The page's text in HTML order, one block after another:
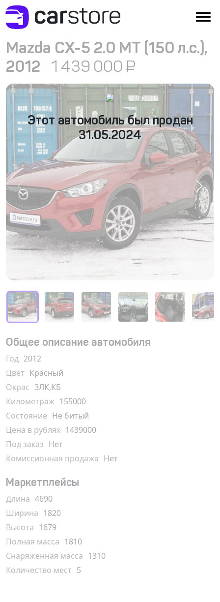
Этот автомобиль был продан
31.05.2024
Mazda CX-5 2.0 MT (150 л.с.),
2012
1 439 000 ₽
Общее описание автомобиля
Год 2012
Цвет Красный
Окрас ЗЛК,КБ
Километраж 155000
Состояние Не битый
Цена в рублях 1439000
Под заказ Нет
Комиссионная продажа Нет
Маркетплейсы
Длина 4690
Ширина 1820
Высота 1679
Полная масса 1810
Снаряжённая масса 1310
Количество мест 5